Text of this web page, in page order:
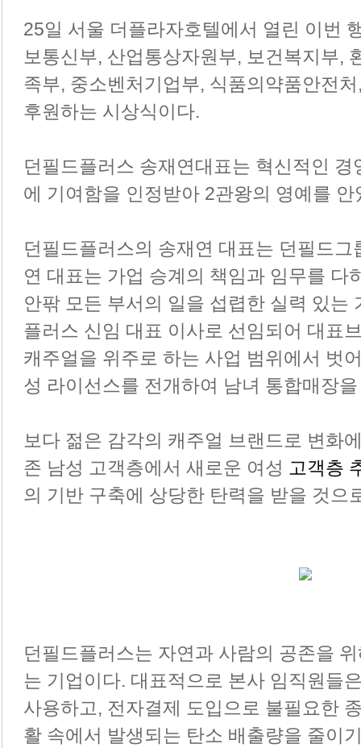
25일 서울 더플라자호텔에서 열린 이번
보통신부, 산업통상자원부, 보건복지부,
족부, 중소벤처기업부, 식품의약품안전
후원하는 시상식이다.
던필드플러스 송재연대표는 혁신적인
에 기여함을 인정받아 2관왕의 영예를 안
던필드플러스의 송재연 대표는 던필드
연 대표는 가업 승계의 책임과 임무를
안팎 모든 부서의 일을 섭렵한 실력 있는
플러스 신임 대표 이사로 선임되어 대표
캐주얼을 위주로 하는 사업 범위에서 벗
성 라이선스를 전개하여 남녀 통합매장
보다 젊은 감각의 캐주얼 브랜드로 변화
존 남성 고객층에서 새로운 여성 고객층
의 기반 구축에 상당한 탄력을 받을 것으
던필드플러스는 자연과 사람의 공존을
는 기업이다. 대표적으로 본사 임직원들
사용하고, 전자결제 도입으로 불필요한
활 속에서 발생되는 탄소 배출량을 줄이